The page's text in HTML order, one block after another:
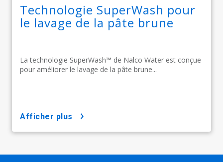
Technologie SuperWash pour
le lavage de la pâte brune
La technologie SuperWash™ de Nalco Water est conçue
pour améliorer le lavage de la pâte brune...
afficher plus